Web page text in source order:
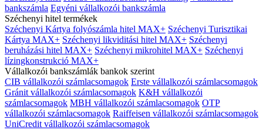
bankszámla Egyéni vállalkozói bankszámla
Széchenyi hitel termékek
Széchenyi Kártya folyószámla hitel MAX+ Széchenyi Turisztikai
Kártya MAX+ Széchenyi likviditási hitel MAX+ Széchenyi
beruházási hitel MAX+ Széchenyi mikrohitel MAX+ Széchenyi
lízingkonstrukció MAX+
Vállalkozói bankszámlák bankok szerint
CIB vállalkozói számlacsomagok Erste vállalkozói számlacsomagok
Gránit vállalkozói számlacsomagok K&H vállalkozói
számlacsomagok MBH vállalkozói számlacsomagok OTP
vállalkozói számlacsomagok Raiffeisen vállalkozói számlacsomagok
UniCredit vállalkozói számlacsomagok